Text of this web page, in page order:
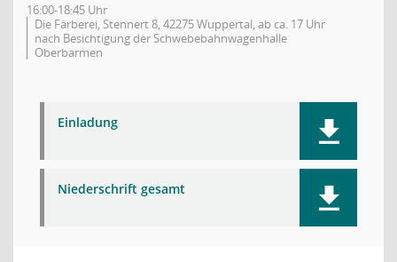
16:00-18:45 Uhr
Die Färberei, Stennert 8, 42275 Wuppertal, ab ca. 17 Uhr
nach Besichtigung der Schwebebahnwagenhalle
Oberbarmen
Einladung
Niederschrift gesamt